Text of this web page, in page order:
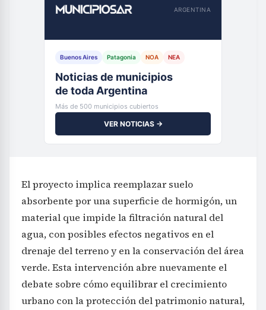
ARGENTINA
Buenos Aires Patagonia NOA NEA
Noticias de municipios
de toda Argentina
Más de 500 municipios cubiertos
VER NOTICIAS →
El proyecto implica reemplazar suelo
absorbente por una superficie de hormigón, un
material que impide la filtración natural del
agua, con posibles efectos negativos en el
drenaje del terreno y en la conservación del área
verde. Esta intervención abre nuevamente el
debate sobre cómo equilibrar el crecimiento
urbano con la protección del patrimonio natural,